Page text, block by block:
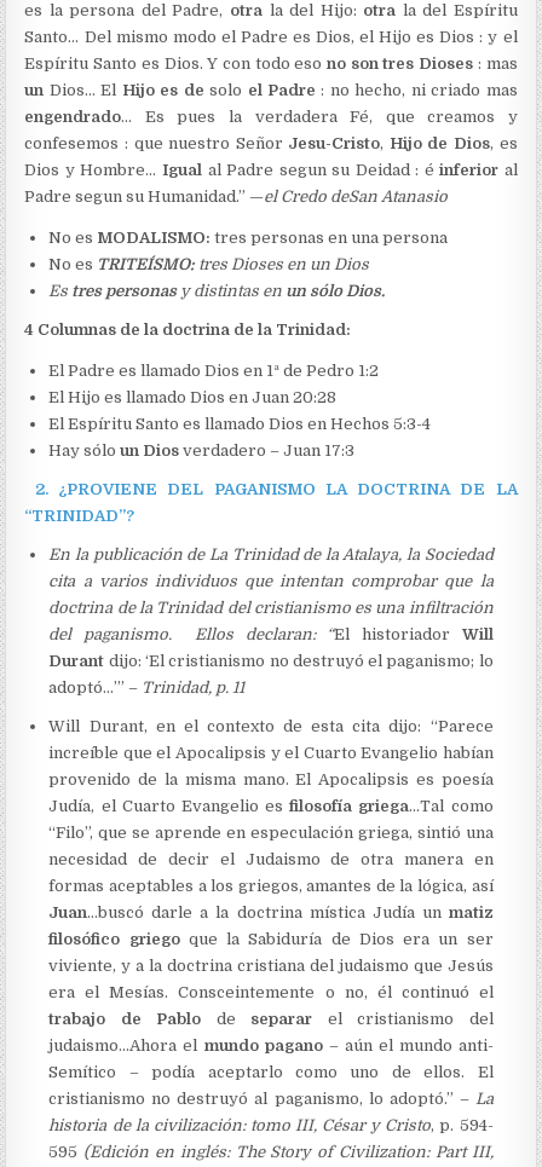
es la persona del Padre, otra la del Hijo: otra la del Espíritu
Santo… Del mismo modo el Padre es Dios, el Hijo es Dios : y el
Espíritu Santo es Dios. Y con todo esono son tres Dioses : mas
un Dios… El Hijo es de solo el Padre : no hecho, ni criado mas
engendrado… Es pues la verdadera Fé, que creamos y
confesemos : que nuestro Señor Jesu-Cristo, Hijo de Dios, es
Dios y Hombre… Igual al Padre segun su Deidad : éinferior al
Padre segun su Humanidad.” —el Credo deSan Atanasio
No es MODALISMO: tres personas en una persona
No es TRITEÍSMO: tres Dioses en un Dios
Es tres personasy distintas en un sólo Dios.
4 Columnas de la doctrina de la Trinidad:
El Padre es llamado Dios en 1ª de Pedro 1:2
El Hijo es llamado Dios en Juan 20:28
El Espíritu Santo es llamado Dios en Hechos 5:3-4
Hay sóloun Dios verdadero – Juan 17:3
2. ¿PROVIENE DEL PAGANISMO LA DOCTRINA DE LA
“TRINIDAD”?
En la publicación de La Trinidad de la Atalaya, la Sociedad
cita a varios individuos que intentan comprobar que la
doctrina de la Trinidad del cristianismo es una infiltración
del paganismo. Ellos declaran: “El historiador Will
Durant dijo: ‘El cristianismo no destruyó el paganismo; lo
adoptó…’” – Trinidad, p. 11
Will Durant, en el contexto de esta cita dijo: “Parece
increíble que el Apocalipsis y el Cuarto Evangelio habían
provenido de la misma mano. El Apocalipsis es poesía
Judía, el Cuarto Evangelio esfilosofía griega…Tal como
“Filo”, que se aprende en especulación griega, sintió una
necesidad de decir el Judaismo de otra manera en
formas aceptables a los griegos, amantes de la lógica, así
Juan…buscó darle a la doctrina mística Judía un matiz
filosófico griegoque la Sabiduría de Dios era un ser
viviente, y a la doctrina cristiana del judaismo que Jesús
era el Mesías. Consceintemente o no, él continuó el
trabajo de Pablo de separar el cristianismo del
judaismo…Ahora el mundo pagano– aún el mundo anti-
Semítico – podía aceptarlo como uno de ellos. El
cristianismo no destruyó al paganismo, lo adoptó.” – La
historia de la civilización: tomo III, César y Cristo, p. 594-
595 (Edición en inglés: The Story of Civilization: Part III,